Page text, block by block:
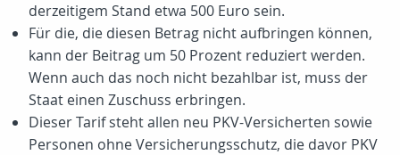
derzeitigem Stand etwa 500 Euro sein.
Für die, die diesen Betrag nicht aufbringen können,
kann der Beitrag um 50 Prozent reduziert werden.
Wenn auch das noch nicht bezahlbar ist, muss der
Staat einen Zuschuss erbringen.
Dieser Tarif steht allen neu PKV-Versicherten sowie
Personen ohne Versicherungsschutz, die davor PKV